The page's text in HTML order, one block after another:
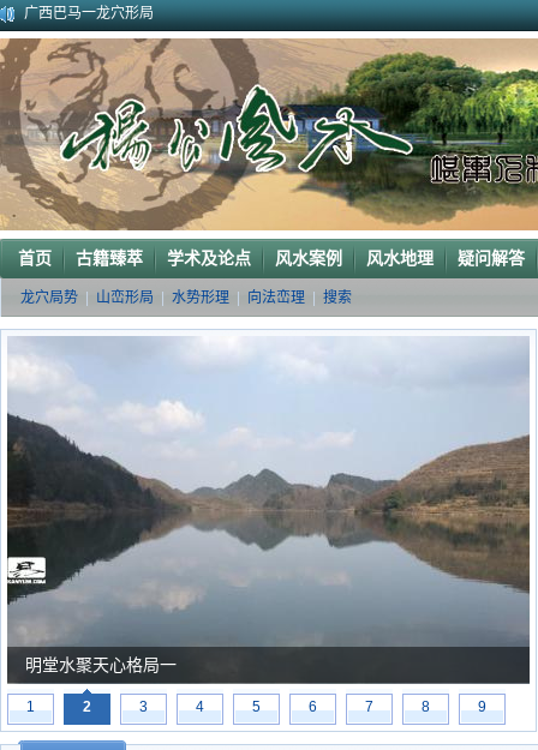
广西巴马一龙穴形局
杨公风水--山形之贵人拱手
2010年9月在广西容县为李喜中的亲戚找到的龙穴图
2023年3月18日广东电白地区一眼相中“猛虎下山”形
2011年4月底在江西丰城地区一农村里断验老阳宅风水吉凶（二）
2011年5月初应福建晋江东家邀请堪察调整阳宅风水布局
2011年5月底应广西玉林地区东家邀请断验堪察阳宅风水
2011年应广西巴马东家邀请堪察断验阳宅风水吉凶
《葬 书》注 解
广西南宁地区一葬地水聚天心
首页 古籍臻萃 学术及论点 风水案例 风水地理 疑问解答
龙穴局势 山峦形局 水势形理 向法峦理 搜索
明堂水聚天心格局一
2010年9月在广西容县为李喜中的亲戚找到的龙穴图
杨公风水--山形之贵人拱手
1 2 3 4 5 6 7 8 9